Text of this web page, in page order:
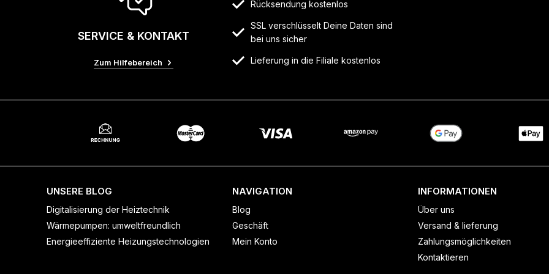
SERVICE & KONTAKT
Zum Hilfebereich
Rücksendung kostenlos
SSL verschlüsselt Deine Daten sind
bei uns sicher
Lieferung in die Filiale kostenlos
UNSERE BLOG
Digitalisierung der Heiztechnik
Wärmepumpen: umweltfreundlich
Energieeffiziente Heizungstechnologien
NAVIGATION
Blog
Geschäft
Mein Konto
INFORMATIONEN
Über uns
Versand & lieferung
Zahlungsmöglichkeiten
Kontaktieren